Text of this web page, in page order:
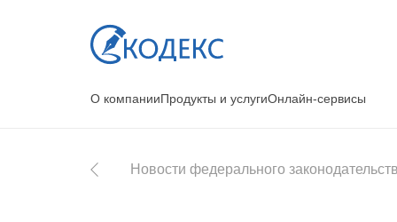
О компанииПродукты и услугиОнлайн-сервисы
Новости федерального